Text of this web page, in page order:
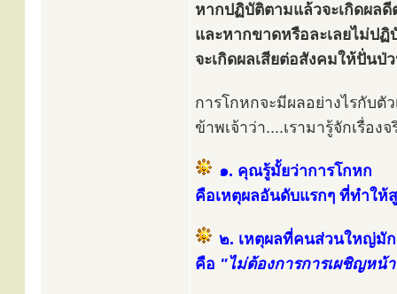
หากปฏิบัติตามแล้วจะเกิดผลดี
และหากขาดหรือละเลยไม่ปฏิ
จะเกิดผลเสียต่อสังคมให้ปั่น
การโกหกจะมีผลอย่างไรกับตั
ข้าพเจ้าว่า....เรามารู้จักเรื่อ
๑. คุณรู้มั้ยว่าการโกหก
คือเหตุผลอันดับแรกๆ ที่ทำให้
๒. เหตุผลที่คนส่วนใหญ่มัก
คือ "ไม่ต้องการการเผชิญหน้